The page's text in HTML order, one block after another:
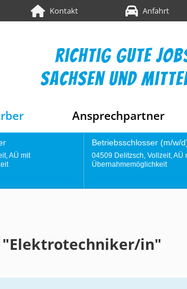
Kontakt Anfahrt
richtig gute
sachsen und
Ansprechpartner
(m/w/d)
Vollzeit, AÜ mit
04249 Leipzig, Vollzeit,
Übernahmemöglichkeit
"Elektrotechniker/in"